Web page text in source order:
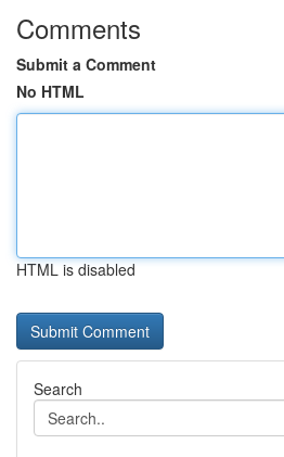
Comments
Submit a Comment
No HTML
HTML is disabled
Search